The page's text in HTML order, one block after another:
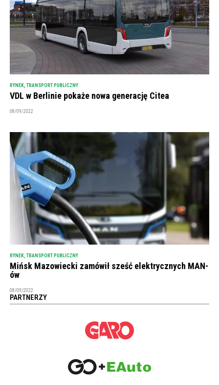
RYNEK, TRANSPORT PUBLICZNY
VDL w Berlinie pokaże nowa generację Citea
08/09/2022
RYNEK TRANSPORT PUBLICZNY
Mińsk Mazowiecki zamówił sześć elektrycznych MAN-
ów
08/09/2022
PARTNERZY